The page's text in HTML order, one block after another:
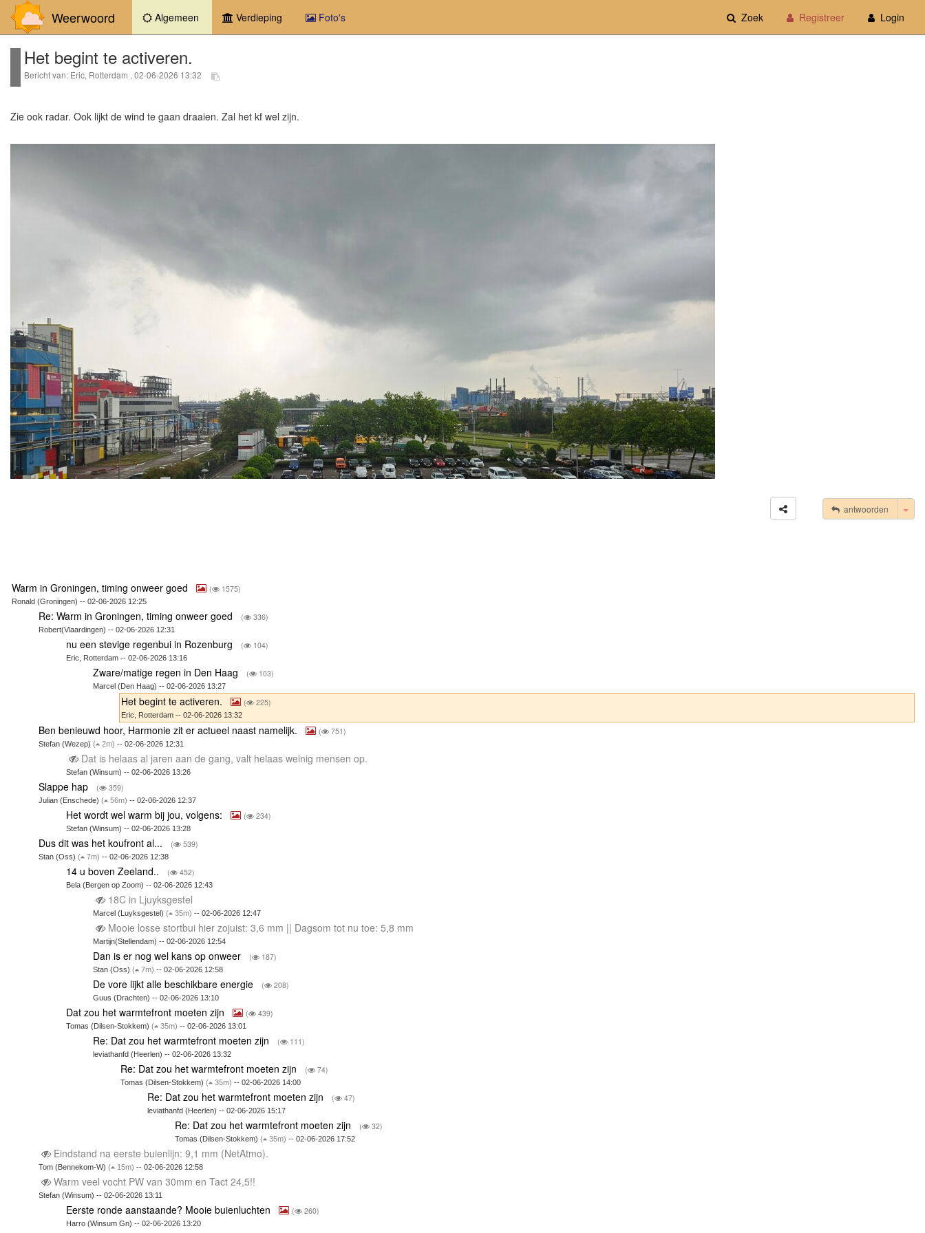
Weerwoord Algemeen (current)Verdieping Foto's Zoek Registreer Login
Het begint te activeren.
Bericht van: Eric, Rotterdam , 02-06-2026 13:32
Zie ook radar. Ook lijkt de wind te gaan draaien. Zal het kf wel zijn.
antwoorden
Warm in Groningen, timing onweer goed ( 1575)
Ronald (Groningen) -- 02-06-2026 12:25
Re: Warm in Groningen, timing onweer goed ( 336)
Robert(Vlaardingen) -- 02-06-2026 12:31
nu een stevige regenbui in Rozenburg ( 104)
Eric, Rotterdam -- 02-06-2026 13:16
Zware/matige regen in Den Haag ( 103)
Marcel (Den Haag) -- 02-06-2026 13:27
Het begint te activeren. ( 225)
Eric, Rotterdam -- 02-06-2026 13:32
Ben benieuwd hoor, Harmonie zit er actueel naast namelijk. ( 751)
Stefan (Wezep)( 2m) -- 02-06-2026 12:31
Dat is helaas al jaren aan de gang, valt helaas weinig mensen op.
Stefan (Winsum) -- 02-06-2026 13:26
Slappe hap ( 359)
Julian (Enschede)( 56m) -- 02-06-2026 12:37
Het wordt wel warm bij jou, volgens: ( 234)
Stefan (Winsum) -- 02-06-2026 13:28
Dus dit was het koufront al... ( 539)
Stan (Oss)( 7m) -- 02-06-2026 12:38
14 u boven Zeeland.. ( 452)
Bela (Bergen op Zoom) -- 02-06-2026 12:43
18C in Ljuyksgestel
Marcel (Luyksgestel)( 35m) -- 02-06-2026 12:47
Mooie losse stortbui hier zojuist: 3,6 mm || Dagsom tot nu toe: 5,8 mm
Martijn(Stellendam) -- 02-06-2026 12:54
Dan is er nog wel kans op onweer ( 187)
Stan (Oss)( 7m) -- 02-06-2026 12:58
De vore lijkt alle beschikbare energie ( 208)
Guus (Drachten) -- 02-06-2026 13:10
Dat zou het warmtefront moeten zijn ( 439)
Tomas (Dilsen-Stokkem) ( 35m) -- 02-06-2026 13:01
Re: Dat zou het warmtefront moeten zijn ( 111)
leviathanfd (Heerlen) -- 02-06-2026 13:32
Re: Dat zou het warmtefront moeten zijn ( 74)
Tomas (Dilsen-Stokkem) ( 35m) -- 02-06-2026 14:00
Re: Dat zou het warmtefront moeten zijn ( 47)
leviathanfd (Heerlen) -- 02-06-2026 15:17
Re: Dat zou het warmtefront moeten zijn ( 32)
Tomas (Dilsen-Stokkem) ( 35m) -- 02-06-2026 17:52
Eindstand na eerste buienlijn: 9,1 mm (NetAtmo).
Tom (Bennekom-W)( 15m) -- 02-06-2026 12:58
Warm veel vocht PW van 30mm en Tact 24,5!!
Stefan (Winsum) -- 02-06-2026 13:11
Eerste ronde aanstaande? Mooie buienluchten ( 260)
Harro (Winsum Gn) -- 02-06-2026 13:20